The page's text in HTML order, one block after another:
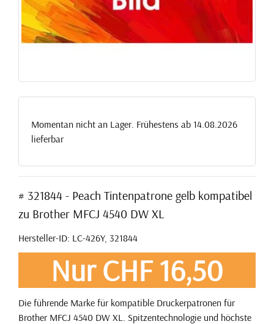
Momentan nicht an Lager. Frühestens ab 14.08.2026
lieferbar
# 321844 - Peach Tintenpatrone gelb kompatibel
zu Brother MFCJ 4540 DW XL
Hersteller-ID: LC-426Y, 321844
Nur CHF 16,50
Die führende Marke für kompatible Druckerpatronen für
Brother MFCJ 4540 DW XL. Spitzentechnologie und höchste